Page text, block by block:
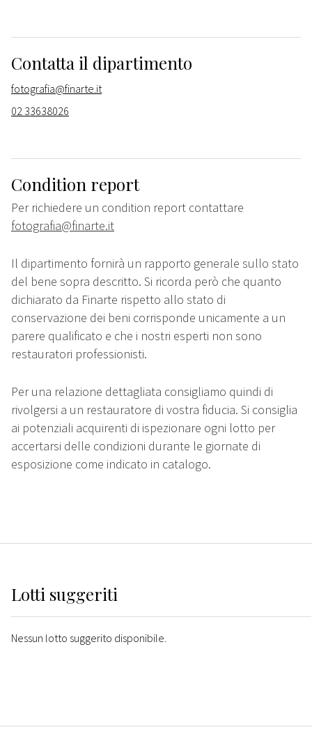
Contatta il dipartimento
fotografia@finarte.it
02 33638026
Condition report
Per richiedere un condition report contattare
fotografia@finarte.it
Il dipartimento fornirà un rapporto generale sullo stato
del bene sopra descritto. Si ricorda però che quanto
dichiarato da Finarte rispetto allo stato di
conservazione dei beni corrisponde unicamente a un
parere qualificato e che i nostri esperti non sono
restauratori professionisti.
Per una relazione dettagliata consigliamo quindi di
rivolgersi a un restauratore di vostra fiducia. Si consiglia
ai potenziali acquirenti di ispezionare ogni lotto per
accertarsi delle condizioni durante le giornate di
esposizione come indicato in catalogo.
Lotti suggeriti
Nessun lotto suggerito disponibile.